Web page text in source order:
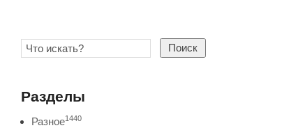
Поиск
Разделы
Разное1440